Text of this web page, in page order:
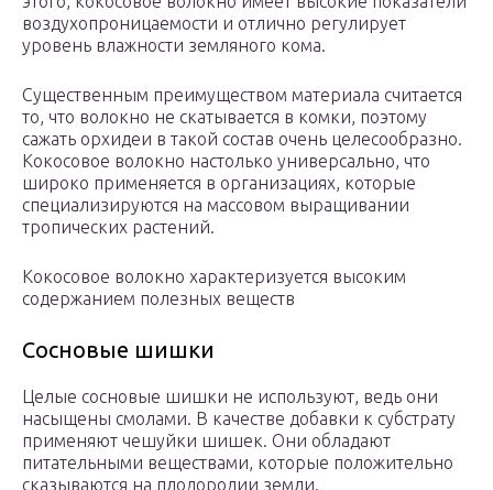
воздухопроницаемости и отлично регулирует
уровень влажности земляного кома.
Существенным преимуществом материала считается
то, что волокно не скатывается в комки, поэтому
сажать орхидеи в такой состав очень целесообразно.
Кокосовое волокно настолько универсально, что
широко применяется в организациях, которые
специализируются на массовом выращивании
тропических растений.
Кокосовое волокно характеризуется высоким
содержанием полезных веществ
Сосновые шишки
Целые сосновые шишки не используют, ведь они
насыщены смолами. В качестве добавки к субстрату
применяют чешуйки шишек. Они обладают
питательными веществами, которые положительно
сказываются на плодородии земли.